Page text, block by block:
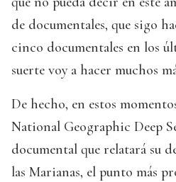
de documentales, que sigo
cinco documentales en los
suerte voy a hacer muchos
De hecho, en estos
National Geographic Deep
documental que relatará su
las Marianas, el punto más